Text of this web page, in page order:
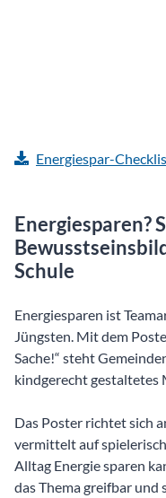
Energiespar-
Energiesparen?
Schule
Energiesparen ist
Jüngsten. Mit dem
Sache!“ steht
kindgerecht gestaltetes
Das Poster richtet sich
vermittelt auf
Alltag Energie sparen
das Thema greifbar